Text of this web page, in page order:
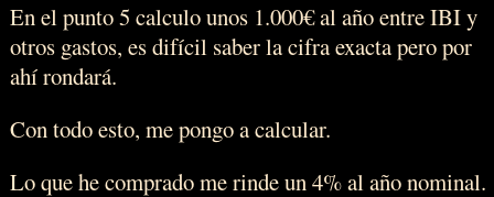
En el punto 5 calculo unos 1.000€ al año entre IBI y
otros gastos, es difícil saber la cifra exacta pero por
ahí rondará.
Con todo esto, me pongo a calcular.
Lo que he comprado me rinde un 4% al año nominal.